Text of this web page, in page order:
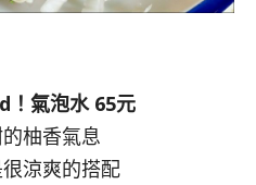
氣泡水 65元
柚香氣息
涼爽的搭配